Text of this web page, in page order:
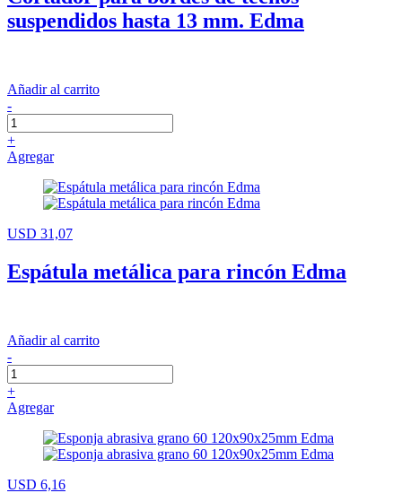
suspendidos hasta 13 mm. Edma
Añadir al carrito
-
+
Agregar
USD 31,07
Espátula metálica para rincón Edma
Añadir al carrito
-
+
Agregar
USD 6,16